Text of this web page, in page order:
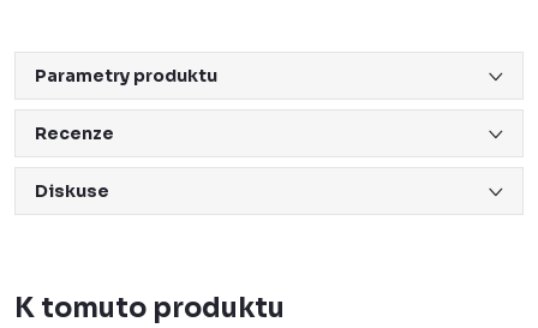
Parametry produktu
Recenze
Diskuse
K tomuto produktu